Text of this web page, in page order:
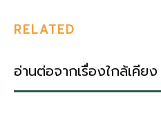
RELATED
อ่านต่อจากเรื่องใกล้เคียง